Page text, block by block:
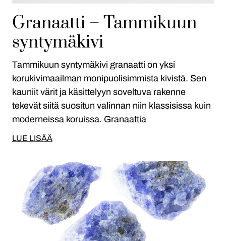
Granaatti – Tammikuun
syntymäkivi
Tammikuun syntymäkivi granaatti on yksi
korukivimaailman monipuolisimmista kivistä. Sen
kauniit värit ja käsittelyyn soveltuva rakenne
tekevät siitä suositun valinnan niin klassisissa kuin
moderneissa koruissa. Granaattia
LUE LISÄÄ